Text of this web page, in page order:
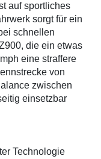
auf sportliches
sorgt für ein
schnellen
die ein etwas
eine straffere
von
zwischen
einsetzbar
Technologie